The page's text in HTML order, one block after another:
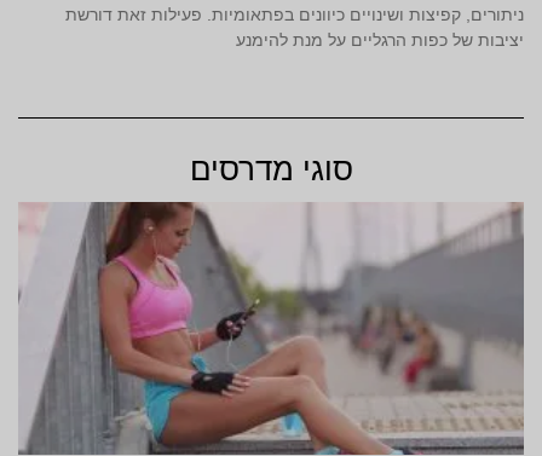
ניתורים, קפיצות ושינויים כיוונים בפתאומיות. פעילות זאת דורשת
יציבות של כפות הרגליים על מנת להימנע
סוגי מדרסים